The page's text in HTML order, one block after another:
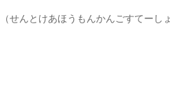
せんとけあほうもんかんごすてーし